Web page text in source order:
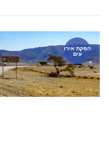
הפקת אירו
עים